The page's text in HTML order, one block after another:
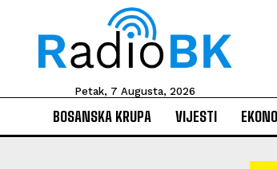
Petak, 7 Augusta, 2026
BOSANSKA KRUPA VIJESTI